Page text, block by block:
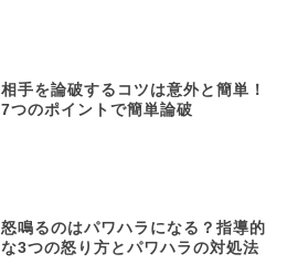
相手を論破するコツは意外と簡単！
7つのポイントで簡単論破
怒鳴るのはパワハラになる？指導的
な3つの怒り方とパワハラの対処法